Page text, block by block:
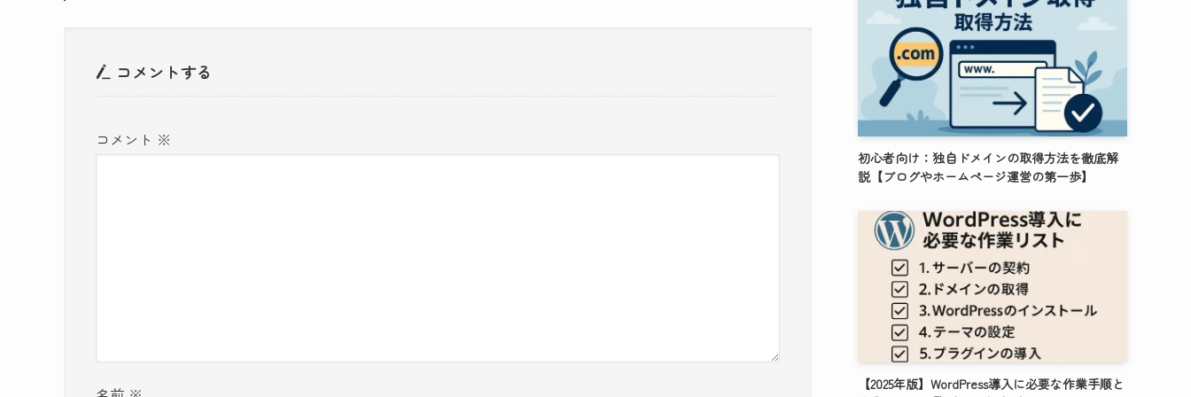
コメントする
コメント ※
初心者向け：独自ドメインの取得方法を徹底解
説【ブログやホームページ運営の第一歩】
【2025年版】WordPress導入に必要な作業手順と